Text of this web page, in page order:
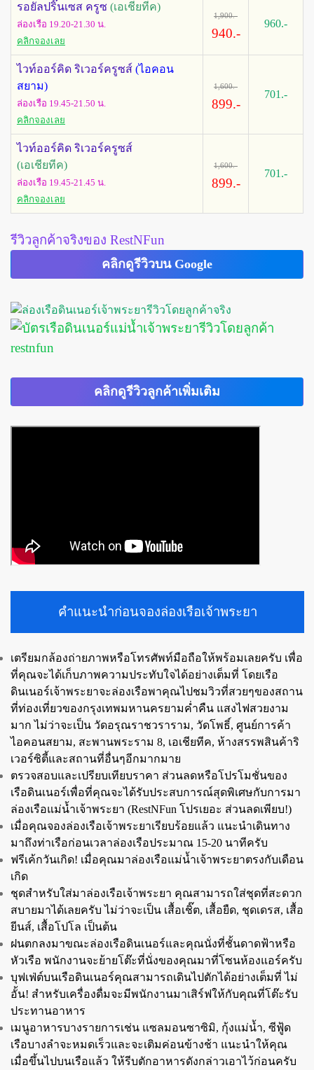
รอยัลปริ๊นเซส ครูซ (เอเชียทีค)
ล่องเรือ 19.20-21.30 น.
คลิกจองเลย
1,900.-
940.-
960.-
ไวท์ออร์คิด ริเวอร์ครูซส์ (ไอคอน
สยาม)
ล่องเรือ 19.45-21.50 น.
คลิกจองเลย
1,600.-
899.-
701.-
ไวท์ออร์คิด ริเวอร์ครูซส์
(เอเชียทีค)
ล่องเรือ 19.45-21.45 น.
คลิกจองเลย
1,600.-
899.-
701.-
รีวิวลูกค้าจริงของ RestNFun
คลิกดูรีวิวบน Google
คลิกดูรีวิวลูกค้าเพิ่มเติม
คำแนะนำก่อนจองล่องเรือเจ้าพระยา
เตรียมกล้องถ่ายภาพหรือโทรศัพท์มือถือให้พร้อมเลยครับ เพื่อ
ที่คุณจะได้เก็บภาพความประทับใจได้อย่างเต็มที่ โดยเรือ
ดินเนอร์เจ้าพระยาจะล่องเรือพาคุณไปชมวิวที่สวยๆของสถาน
ที่ท่องเที่ยวของกรุงเทพมหานครยามค่ำคืน แสงไฟสวยงาม
มาก ไม่ว่าจะเป็น วัดอรุณราชวราราม, วัดโพธิ์, ศูนย์การค้า
ไอคอนสยาม, สะพานพระราม 8, เอเชียทีค, ห้างสรรพสินค้าริ
เวอร์ซิตี้และสถานที่อื่นๆอีกมากมาย
ตรวจสอบและเปรียบเทียบราคา ส่วนลดหรือโปรโมชั่นของ
เรือดินเนอร์เพื่อที่คุณจะได้รับประสบการณ์สุดพิเศษกับการมา
ล่องเรือแม่น้ำเจ้าพระยา (RestNFun โปรเยอะ ส่วนลดเพียบ!)
เมื่อคุณจองล่องเรือเจ้าพระยาเรียบร้อยแล้ว แนะนำเดินทาง
มาถึงท่าเรือก่อนเวลาล่องเรือประมาณ 15-20 นาทีครับ
ฟรีเค้กวันเกิด! เมื่อคุณมาล่องเรือแม่น้ำเจ้าพระยาตรงกับเดือน
เกิด
ชุดสำหรับใส่มาล่องเรือเจ้าพระยา คุณสามารถใส่ชุดที่สะดวก
สบายมาได้เลยครับ ไม่ว่าจะเป็น เสื้อเชิ๊ต, เสื้อยืด, ชุดเดรส, เสื้อ
ยีนส์, เสื้อโปโล เป็นต้น
ฝนตกลงมาขณะล่องเรือดินเนอร์และคุณนั่งที่ชั้นดาดฟ้าหรือ
หัวเรือ พนักงานจะย้ายโต๊ะที่นั่งของคุณมาที่โซนห้องแอร์ครับ
บุฟเฟ่ต์บนเรือดินเนอร์คุณสามารถเดินไปตักได้อย่างเต็มที่ ไม่
อั้น! สำหรับเครื่องดื่มจะมีพนักงานมาเสิร์ฟให้กับคุณที่โต๊ะรับ
ประทานอาหาร
เมนูอาหารบางรายการเช่น แซลมอนซาซิมิ, กุ้งแม่น้ำ, ซีฟู้ด
เรือบางลำจะหมดเร็วและจะเติมค่อนข้างช้า แนะนำให้คุณ
เมื่อขึ้นไปบนเรือแล้ว ให้รีบตักอาหารดังกล่าวเอาไว้ก่อนครับ